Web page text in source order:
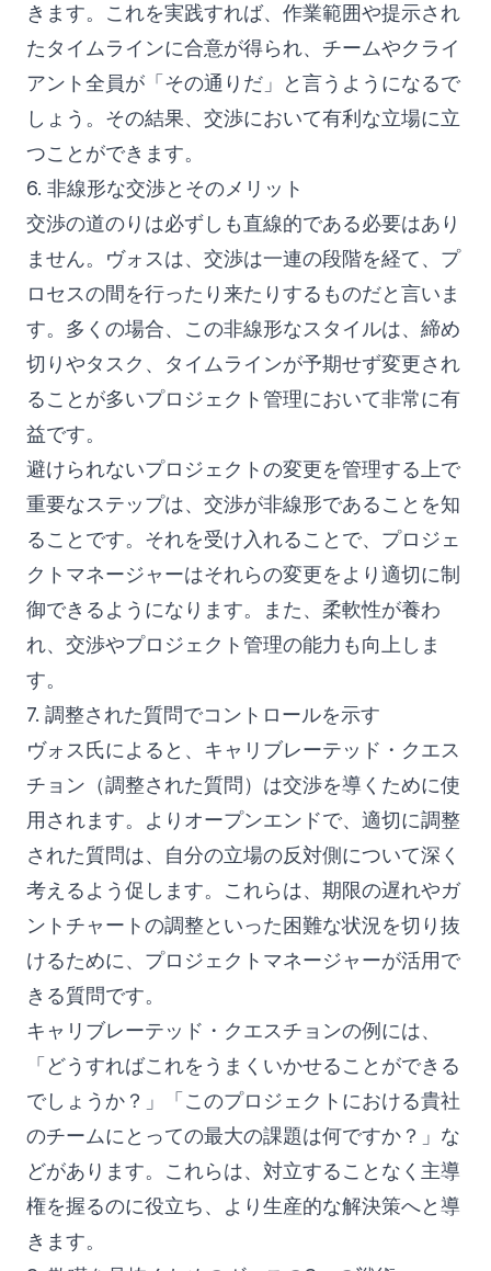
きます。これを実践すれば、作業範囲や提示され
たタイムラインに合意が得られ、チームやクライ
アント全員が「その通りだ」と言うようになるで
しょう。その結果、交渉において有利な立場に立
つことができます。
6. 非線形な交渉とそのメリット
交渉の道のりは必ずしも直線的である必要はあり
ません。ヴォスは、交渉は一連の段階を経て、プ
ロセスの間を行ったり来たりするものだと言いま
す。多くの場合、この非線形なスタイルは、締め
切りやタスク、タイムラインが予期せず変更され
ることが多いプロジェクト管理において非常に有
益です。
避けられないプロジェクトの変更を管理する上で
重要なステップは、交渉が非線形であることを知
ることです。それを受け入れることで、プロジェ
クトマネージャーはそれらの変更をより適切に制
御できるようになります。また、柔軟性が養わ
れ、交渉やプロジェクト管理の能力も向上しま
す。
7. 調整された質問でコントロールを示す
ヴォス氏によると、キャリブレーテッド・クエス
チョン（調整された質問）は交渉を導くために使
用されます。よりオープンエンドで、適切に調整
された質問は、自分の立場の反対側について深く
考えるよう促します。これらは、期限の遅れやガ
ントチャートの調整といった困難な状況を切り抜
けるために、プロジェクトマネージャーが活用で
きる質問です。
キャリブレーテッド・クエスチョンの例には、
「どうすればこれをうまくいかせることができる
でしょうか？」「このプロジェクトにおける貴社
のチームにとっての最大の課題は何ですか？」な
どがあります。これらは、対立することなく主導
権を握るのに役立ち、より生産的な解決策へと導
きます。